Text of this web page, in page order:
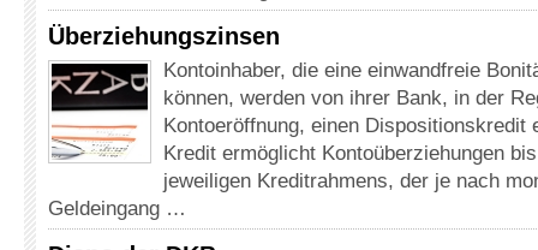
Überziehungszinsen
Kontoinhaber, die eine einwandfreie
können, werden von ihrer Bank, in der
Kontoeröffnung, einen Dispositionskredit
Kredit ermöglicht Kontoüberziehungen
jeweiligen Kreditrahmens, der je nach
Geldeingang …